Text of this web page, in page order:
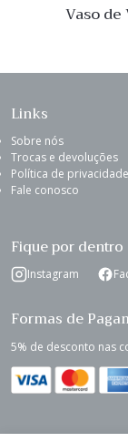
Vaso
Links
Sobre nós
Trocas e devoluções
Política de privacidade
Fale conosco
Fique por dentro
Instagram
Formas de
5% de desconto nas